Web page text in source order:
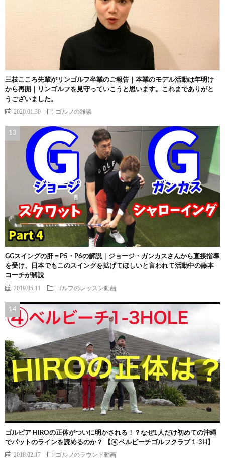
三枝こころ先輩がリンゴルフ卒業のご報告｜本業のモデル活動は年明け
から再開｜リンゴルフを見守っていこうと思います。これまでありがと
うございました。
2020.01.30 ゴルフの雑談
GGスイングの肝＝P5・P6の解説｜ジョージ・ガンカスさんから直接指導
を受け、日本でもこのスイングを拡げてほしいと言われて活動中の藤本
コーチが解説
2019.05.11 ゴルフのレッスン動画
ゴルピア HIROの正体がついに明かされる！？なぜ1人だけ初めての沖縄
でパットのラインを読めるのか？ 【④ベルビーチゴルフクラブ 1-3H】
2018.02.17 ゴルフのラウンド動画